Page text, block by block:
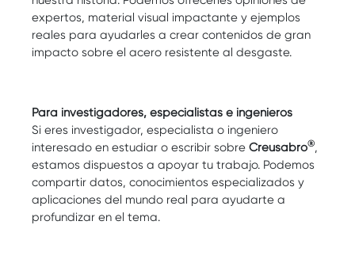
expertos, material visual impactante y ejemplos
reales para ayudarles a crear contenidos de gran
impacto sobre el acero resistente al desgaste.
Para investigadores, especialistas e ingenieros
Si eres investigador, especialista o ingeniero
interesado en estudiar o escribir sobre Creusabro®,
estamos dispuestos a apoyar tu trabajo. Podemos
compartir datos, conocimientos especializados y
aplicaciones del mundo real para ayudarte a
profundizar en el tema.